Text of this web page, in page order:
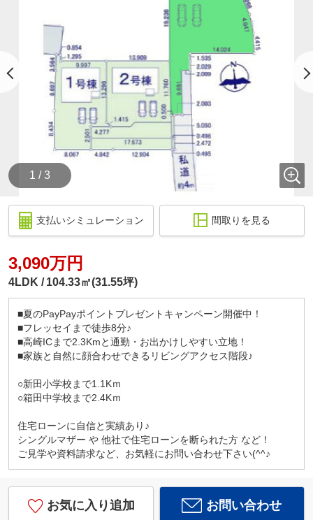
1 / 3
支払いシミュレーション 間取りを見る
3,090万円
4LDK 104.33㎡(31.55坪)
■夏のPayPayポイントプレゼントキャンペーン開催中！
■フレッセイまで徒歩8分♪
■高崎ICまで2.3Kmと通勤・お出かけしやすい立地！
■家族と自然に顔合わせできるリビングアクセス階段♪
○新田小学校まで1.1Kｍ
○箱田中学校まで2.4Kｍ
住宅ローンに自信と実績あり♪
シングルマザー や 他社で住宅ローンを断られた方 など！
ご見学や資料請求など、お気軽にお問い合わせ下さい(^^♪
お気に入り追加 お問い合わせ